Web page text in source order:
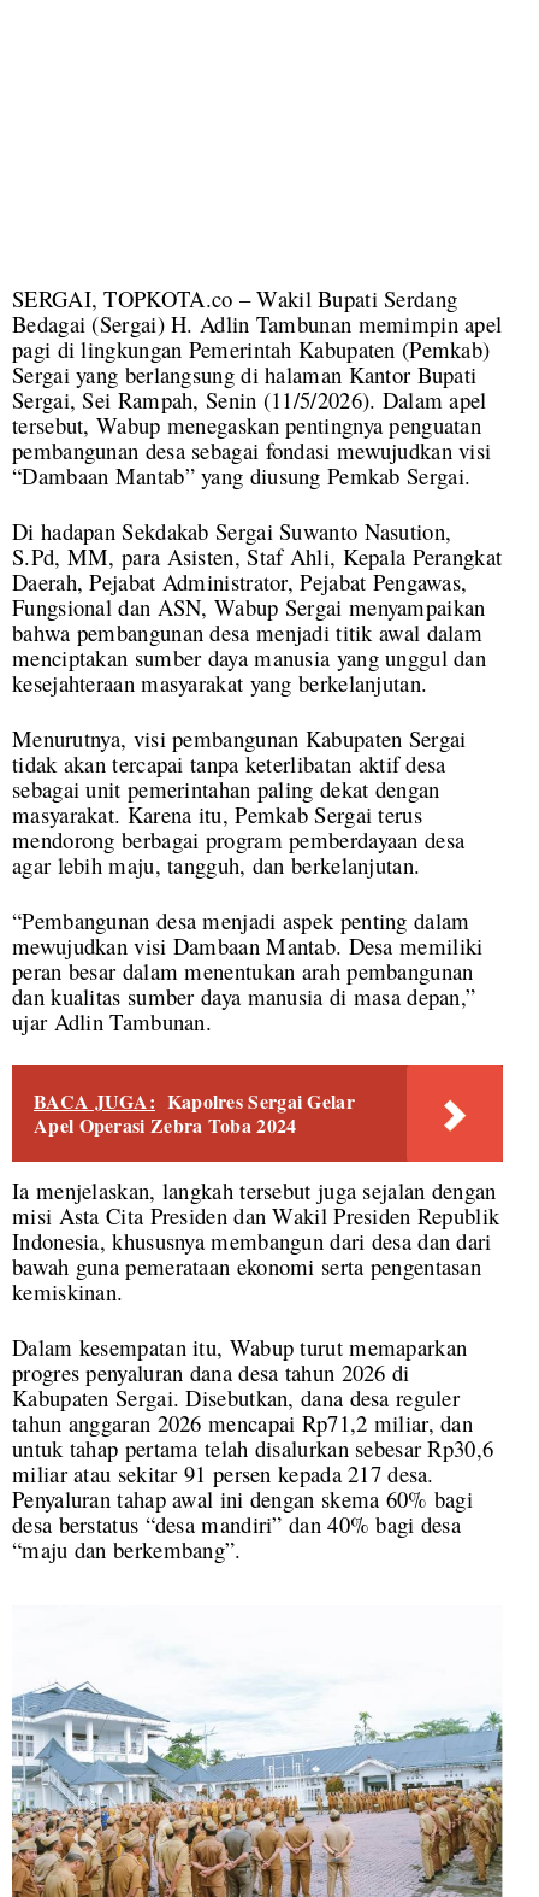
SERGAI, TOPKOTA.co – Wakil Bupati Serdang
Bedagai (Sergai) H. Adlin Tambunan memimpin apel
pagi di lingkungan Pemerintah Kabupaten (Pemkab)
Sergai yang berlangsung di halaman Kantor Bupati
Sergai, Sei Rampah, Senin (11/5/2026). Dalam apel
tersebut, Wabup menegaskan pentingnya penguatan
pembangunan desa sebagai fondasi mewujudkan visi
“Dambaan Mantab” yang diusung Pemkab Sergai.
Di hadapan Sekdakab Sergai Suwanto Nasution,
S.Pd, MM, para Asisten, Staf Ahli, Kepala Perangkat
Daerah, Pejabat Administrator, Pejabat Pengawas,
Fungsional dan ASN, Wabup Sergai menyampaikan
bahwa pembangunan desa menjadi titik awal dalam
menciptakan sumber daya manusia yang unggul dan
kesejahteraan masyarakat yang berkelanjutan.
Menurutnya, visi pembangunan Kabupaten Sergai
tidak akan tercapai tanpa keterlibatan aktif desa
sebagai unit pemerintahan paling dekat dengan
masyarakat. Karena itu, Pemkab Sergai terus
mendorong berbagai program pemberdayaan desa
agar lebih maju, tangguh, dan berkelanjutan.
“Pembangunan desa menjadi aspek penting dalam
mewujudkan visi Dambaan Mantab. Desa memiliki
peran besar dalam menentukan arah pembangunan
dan kualitas sumber daya manusia di masa depan,”
ujar Adlin Tambunan.
BACA JUGA: Kapolres Sergai Gelar
Apel Operasi Zebra Toba 2024
Ia menjelaskan, langkah tersebut juga sejalan dengan
misi Asta Cita Presiden dan Wakil Presiden Republik
Indonesia, khususnya membangun dari desa dan dari
bawah guna pemerataan ekonomi serta pengentasan
kemiskinan.
Dalam kesempatan itu, Wabup turut memaparkan
progres penyaluran dana desa tahun 2026 di
Kabupaten Sergai. Disebutkan, dana desa reguler
tahun anggaran 2026 mencapai Rp71,2 miliar, dan
untuk tahap pertama telah disalurkan sebesar Rp30,6
miliar atau sekitar 91 persen kepada 217 desa.
Penyaluran tahap awal ini dengan skema 60% bagi
desa berstatus “desa mandiri” dan 40% bagi desa
“maju dan berkembang”.